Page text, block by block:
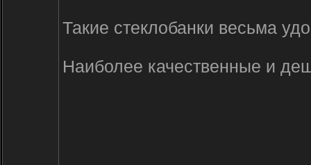
Такие стеклобанки весьма
Наиболее качественные и